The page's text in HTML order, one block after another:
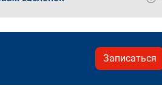
Записаться